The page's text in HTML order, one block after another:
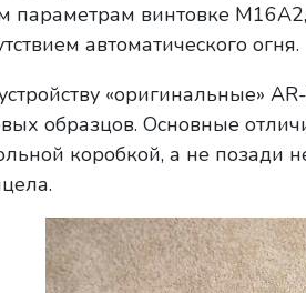
параметрам винтовке
автоматического огня.
«оригинальные»
образцов. Основные
коробкой, а не позади